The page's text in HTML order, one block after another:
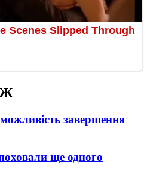
завершення
ще одного